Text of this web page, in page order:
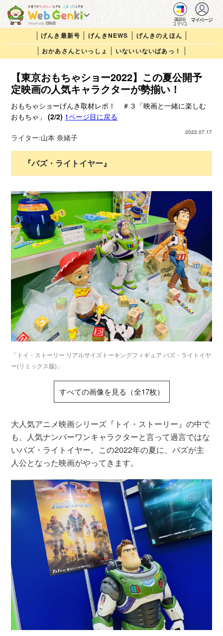
講談社
コクリコ
マイページ
げんき最新号 げんきNEWS
げんきのえほん
おかあさんといっしょ
いないいないばあっ！
【東京おもちゃショー2022】この夏公開予
定映画の人気キャラクターが勢揃い！
おもちゃショーげんき取材レポ！ ＃３「映画と一緒に楽しむ
おもちゃ」(2/2) 1ページ目に戻る
2022.07.17
ライター:山本 奈緒子
『バズ・ライトイヤー』
「トイ・ストーリー リアルサイズトーキングフィギュア バズ・ライトイヤ
ー(リミックス版)」
すべての画像を見る（全17枚）
大人気アニメ映画シリーズ『トイ・ストーリー』の中で
も、人気ナンバーワンキャラクターと言って過言ではな
いバズ・ライトイヤー。この2022年の夏に、バズが主
人公となった映画がやってきます。